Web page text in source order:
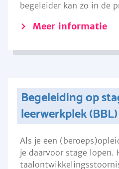
begeleider kan zo in de
Meer informatie
Begeleiding op
leerwerkplek (BBL)
Als je een
je daarvoor stage lopen.